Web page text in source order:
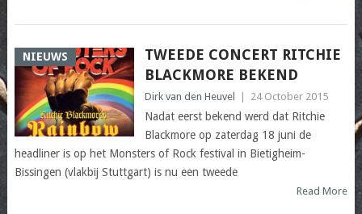
NIEUWS
TWEEDE CONCERT RITCHIE
BLACKMORE BEKEND
Dirk van den Heuvel 24 October 2015
Nadat eerst bekend werd dat Ritchie
Blackmore op zaterdag 18 juni de
headliner is op het Monsters of Rock festival in Bietigheim-
Bissingen (vlakbij Stuttgart) is nu een tweede
Read More